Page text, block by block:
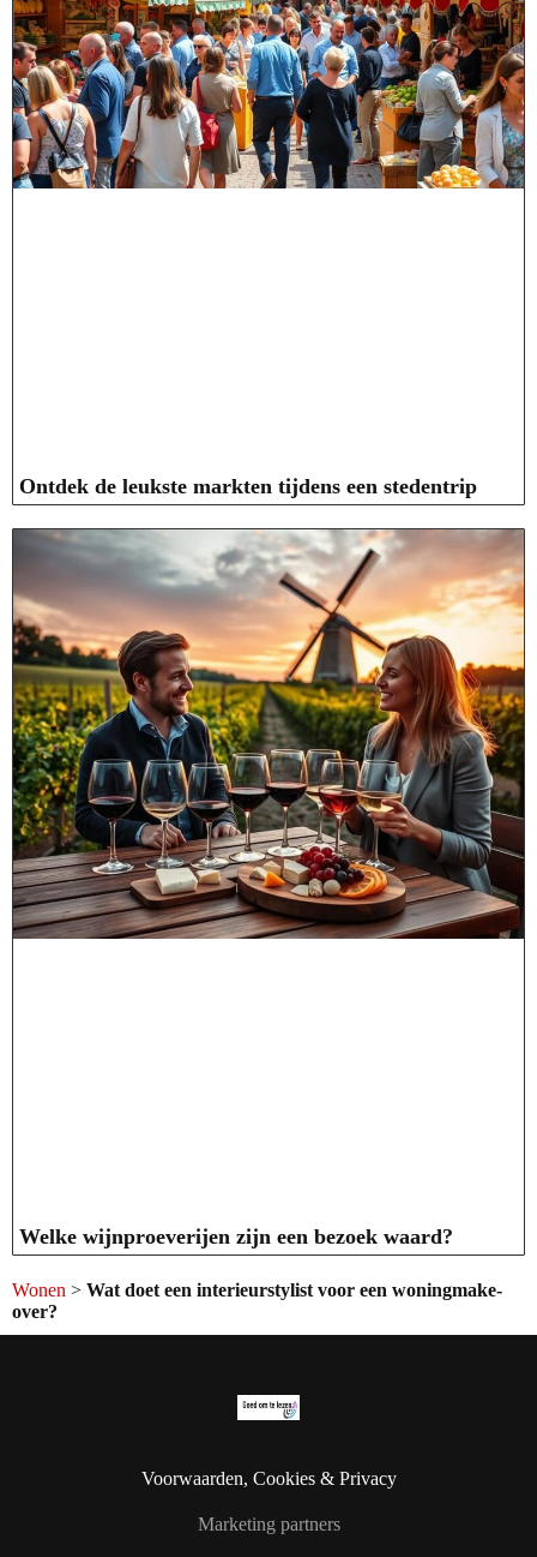
Ontdek de leukste markten tijdens een stedentrip
Welke wijnproeverijen zijn een bezoek waard?
Wonen > Wat doet een interieurstylist voor een woningmake-
over?
Voorwaarden, Cookies & Privacy
Marketing partners